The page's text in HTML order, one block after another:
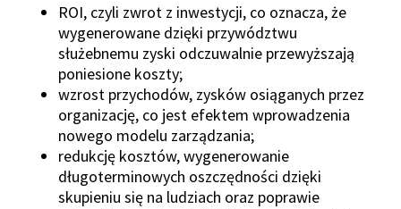
ROI, czyli zwrot z inwestycji, co oznacza, że
wygenerowane dzięki przywództwu
służebnemu zyski odczuwalnie przewyższają
poniesione koszty;
wzrost przychodów, zysków osiąganych przez
organizację, co jest efektem wprowadzenia
nowego modelu zarządzania;
redukcję kosztów, wygenerowanie
długoterminowych oszczędności dzięki
skupieniu się na ludziach oraz poprawie